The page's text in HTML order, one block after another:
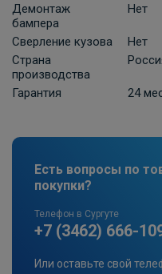
ПОД ЗАКАЗ
11
В
Штатная
для
6 810
Демонтаж
бампера
Нет
Сверление кузова
Нет
Страна
производства
Гарантия 24
Есть вопросы по
покупки?
Телефон в Сургуте
+7 (3462) 666-
Или оставьте свой